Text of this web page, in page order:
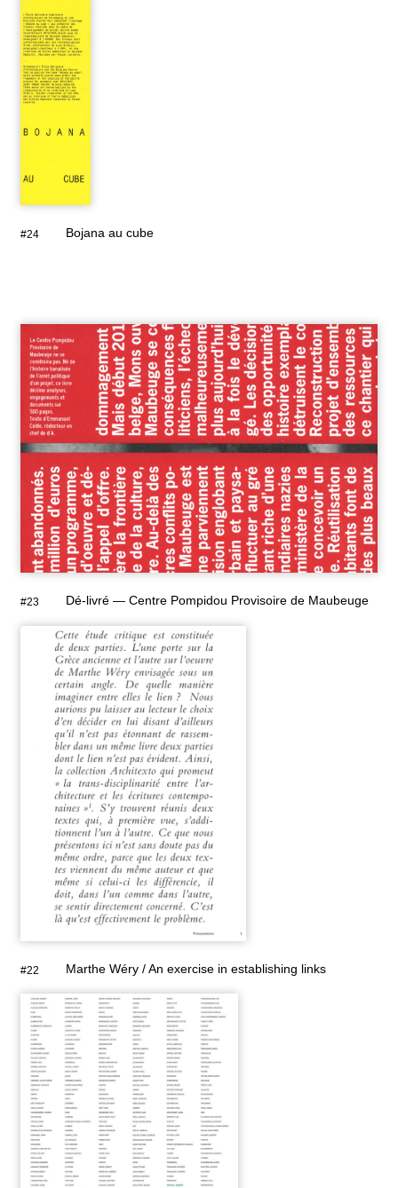
#24 Bojana au cube
#23 Dé-livré — Centre Pompidou Provisoire de Maubeuge
#22 Marthe Wéry / An exercise in establishing links